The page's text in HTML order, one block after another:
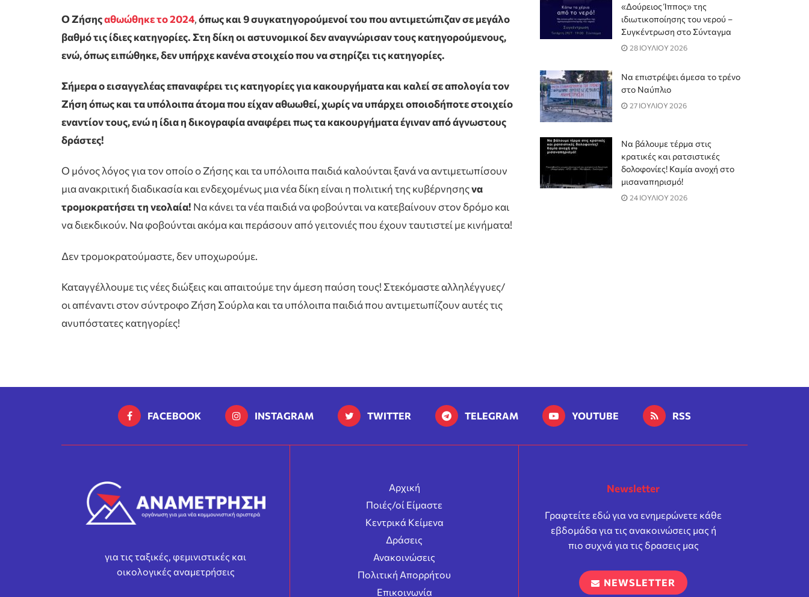
Ο Ζήσηςαθωώθηκε το 2024,όπως και 9 συγκατηγορούμενοί του που αντιμετώπιζαν σε μεγάλο
βαθμό τις ίδιες κατηγορίες. Στη δίκη οι αστυνομικοί δεν αναγνώρισαν τους κατηγορούμενους,
ενώ, όπως ειπώθηκε, δεν υπήρχε κανένα στοιχείο που να στηρίζει τις κατηγορίες.
Σήμερα ο εισαγγελέας επαναφέρει τις κατηγορίες για κακουργήματα και καλεί σε απολογία τον
Ζήση όπως και τα υπόλοιπα άτομα που είχαν αθωωθεί, χωρίς να υπάρχει οποιοδήποτε στοιχείο
εναντίον τους, ενώ η ίδια η δικογραφία αναφέρει πως τα κακουργήματα έγιναν από άγνωστους
δράστες!
Ο μόνος λόγος για τον οποίο ο Ζήσης και τα υπόλοιπα παιδιά καλούνται ξανά να αντιμετωπίσουν
μια ανακριτική διαδικασία και ενδεχομένως μια νέα δίκη είναι η πολιτική της κυβέρνησηςνα
τρομοκρατήσει τη νεολαία! Να κάνει τα νέα παιδιά να φοβούνται να κατεβαίνουν στον δρόμο και
να διεκδικούν. Να φοβούνται ακόμα και περάσουν από γειτονιές που έχουν ταυτιστεί με κινήματα!
Δεν τρομοκρατούμαστε, δεν υποχωρούμε.
Καταγγέλλουμε τις νέες διώξεις και απαιτούμε την άμεση παύση τους! Στεκόμαστε αλληλέγγυες/
οι απέναντι στον σύντροφο Ζήση Σούρλα και τα υπόλοιπα παιδιά που αντιμετωπίζουν αυτές τις
ανυπόστατες κατηγορίες!
«Δούρειος Ίππος» της
ιδιωτικοποίησης του νερού –
Συγκέντρωση στο Σύνταγμα
28 ΙΟΥΛΙΟΥ 2026
Να επιστρέψει άμεσα το τρένο
στο Ναύπλιο
27 ΙΟΥΛΙΟΥ 2026
Να βάλουμε τέρμα στις
κρατικές και ρατσιστικές
δολοφονίες! Καμία ανοχή στο
μισαναπηρισμό!
24 ΙΟΥΛΙΟΥ 2026
FACEBOOK INSTAGRAM TWITTER TELEGRAM YOUTUBE RSS
για τις ταξικές, φεμινιστικές και
οικολογικές αναμετρήσεις
Αρχική
Ποιές/οί Είμαστε
Κεντρικά Κείμενα
Δράσεις
Ανακοινώσεις
Πολιτική Απορρήτου
Επικοινωνία
Newsletter
Γραφτείτε εδώ για να ενημερώνετε κάθε
εβδομάδα για τις ανακοινώσεις μας ή
πιο συχνά για τις δρασεις μας
NEWSLETTER